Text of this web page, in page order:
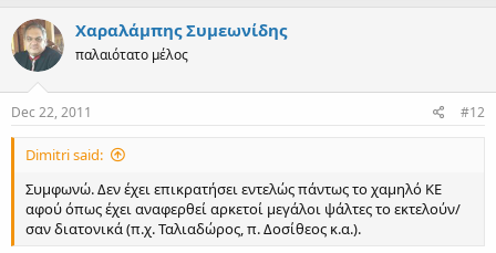
Η δική μου απάντηση είναι απλή: Με βάση τα δεδομένα που
έχουμε, κανονικά το Δι-Κε-Ζω είναι διατονικό σε όλες τις
περιπτώσεις. Λόγω, όμως, της έντονης επιρροής του β΄ ήχου στο
"Τον Δεσπότην και Αρχιερέα", έχει επικρατήσει να ψάλλεται
χρωματικά και το χαμηλό πεντάχορδο Δι-Πα. Και οι δύο τρόποι
εκτέλεσης είναι αποδεκτοί.
Χαραλάμπης Συμεωνίδης
παλαιότατο μέλος
Dec 22, 2011 #12
Dimitri said:
Συμφωνώ. Δεν έχει επικρατήσει εντελώς πάντως το χαμηλό ΚΕ
αφού όπως έχει αναφερθεί αρκετοί μεγάλοι ψάλτες το εκτελούν/
σαν διατονικά (π.χ. Ταλιαδώρος, π. Δοσίθεος κ.α.).